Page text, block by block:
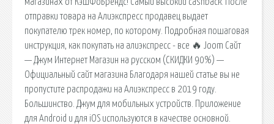
отправки товара на Алиэкспресс продавец выдает
покупателю трек номер, по которому. Подробная пошаговая
инструкция, как покупать на алиэкспресс - все 🔥 Joom Сайт
— Джум Интернет Магазин на русском (СКИДКИ 90%) —
Официальный сайт магазина Благодаря нашей статье вы не
пропустите распродажи на Алиэкспресс в 2019 году.
Большинство. Джум для мобильных устройств. Приложение
для Android и для iOS используются в качестве основной.